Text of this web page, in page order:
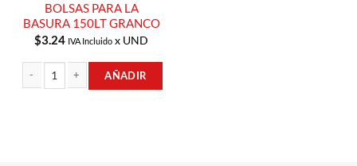
BOLSAS PARA LA
BASURA 150LT GRANCO
$3.24 IVA Incluido x UND
AÑADIR